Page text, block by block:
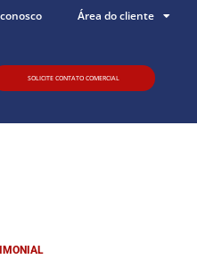
Área do cliente
SOLICITE CONTATO COMERCIAL